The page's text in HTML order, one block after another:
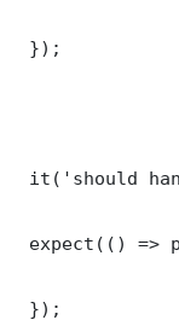
});
it('should
expect(() =>
});